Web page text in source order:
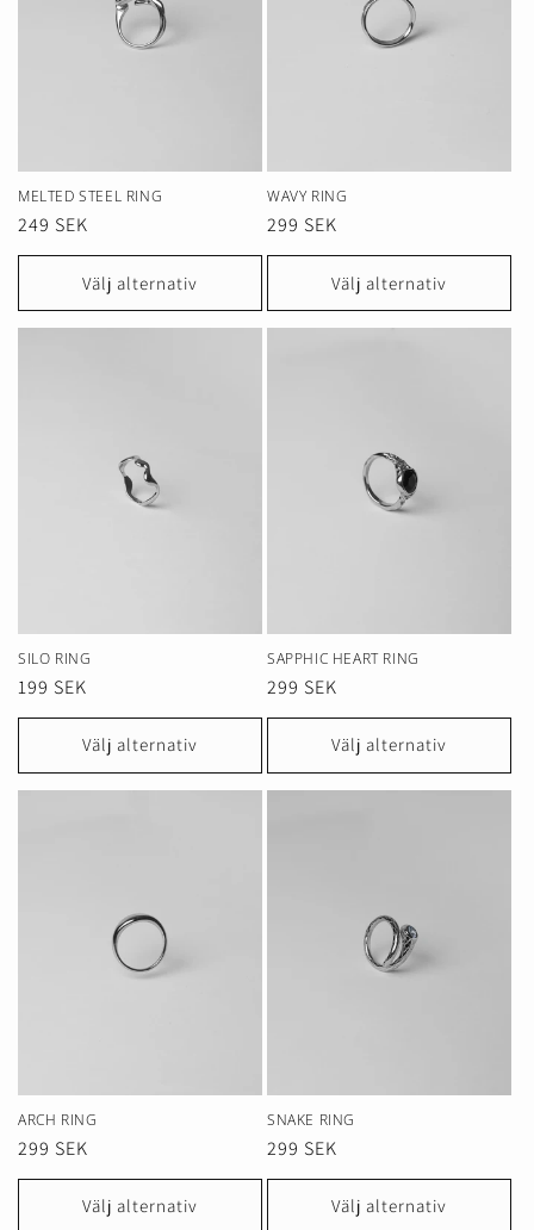
MELTED STEEL RING
Ordinarie
pris
249 SEK
Välj alternativ
WAVY RING
Ordinarie
pris
299 SEK
Välj alternativ
SILO RING
Ordinarie
pris
199 SEK
Välj alternativ
SAPPHIC HEART RING
Ordinarie
pris
299 SEK
Välj alternativ
ARCH RING
Ordinarie
pris
299 SEK
Välj alternativ
SNAKE RING
Ordinarie
pris
299 SEK
Välj alternativ